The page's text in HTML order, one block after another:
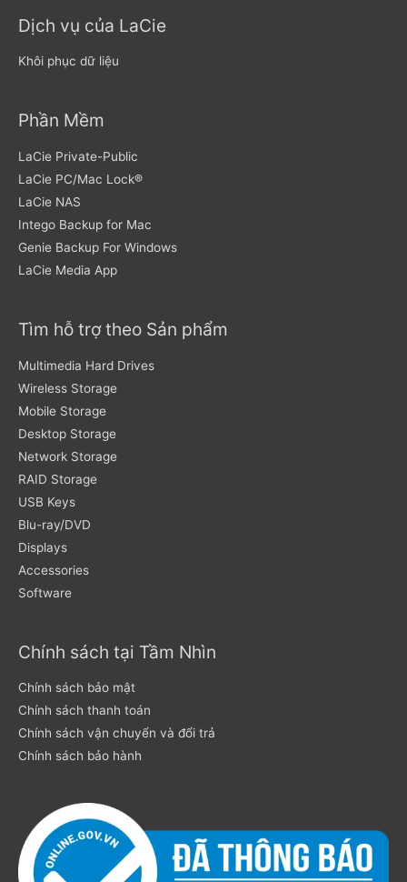
Dịch vụ của LaCie
Khôi phục dữ liệu
Phần Mềm
LaCie Private-Public
LaCie PC/Mac Lock®
LaCie NAS
Intego Backup for Mac
Genie Backup For Windows
LaCie Media App
Tìm hỗ trợ theo Sản phẩm
Multimedia Hard Drives
Wireless Storage
Mobile Storage
Desktop Storage
Network Storage
RAID Storage
USB Keys
Blu-ray/DVD
Displays
Accessories
Software
Chính sách tại Tầm Nhìn
Chính sách bảo mật
Chính sách thanh toán
Chính sách vận chuyển và đổi trả
Chính sách bảo hành